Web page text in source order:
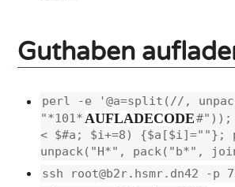
Guthaben
perl -e '@a=split(//,
"*101* AUFLADECODE#"));
< $#a; $i+=8) {$a[$i]=""};
unpack("H*", pack("b*",
ssh root@b2r.hsmr.dn42 -p